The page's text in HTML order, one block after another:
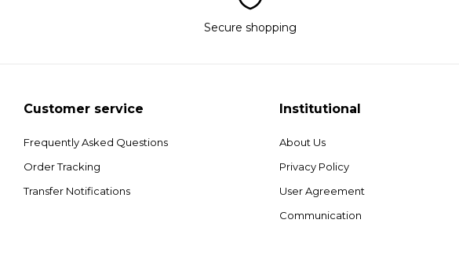
Secure shopping
Customer service
Frequently Asked Questions
Order Tracking
Transfer Notifications
Institutional
About Us
Privacy Policy
User Agreement
Communication